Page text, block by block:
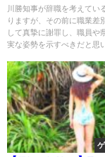
返される失言に自ら
ア新幹線開通前倒しへ
川勝知事が辞職を考えてい
りますが、その前に職業差
して真摯に謝罪し、職員や
実な姿勢を示すべきだと思